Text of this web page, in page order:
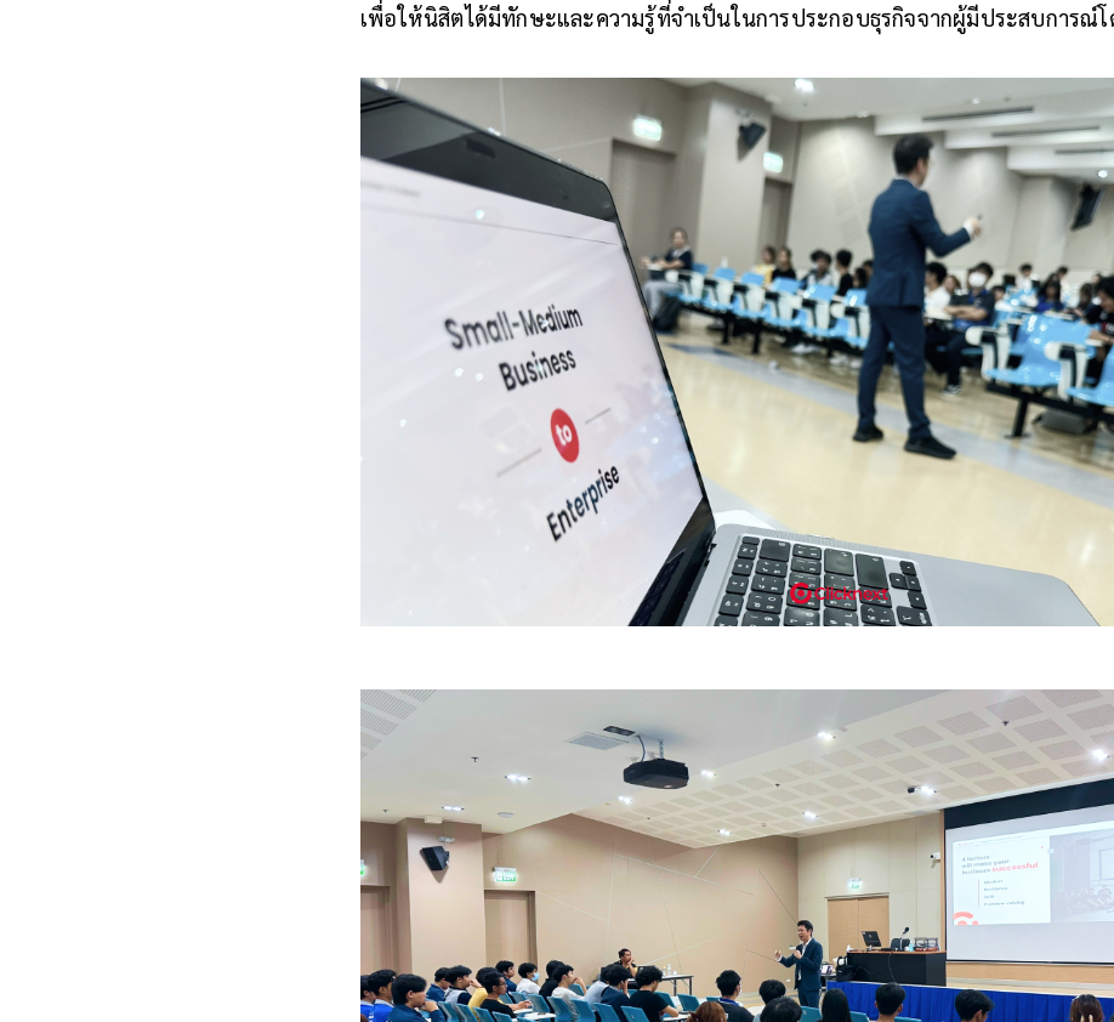
เพื่อให้นิสิตได้มีทักษะและความรู้ที่จำเป็นในการประกอบธุรกิจจากผู้มีประสบการณ์โ